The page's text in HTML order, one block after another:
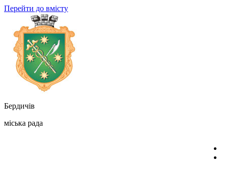
Перейти до вмісту
Бердичів
міська рада